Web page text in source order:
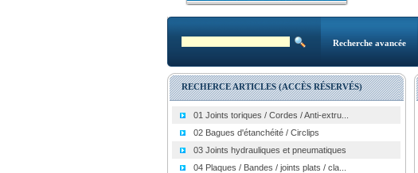
Recherche avancée
RECHERCE ARTICLES (ACCÈS RÉSERVÉS)
01 Joints toriques / Cordes / Anti-extru...
02 Bagues d'étanchéité / Circlips
03 Joints hydrauliques et pneumatiques
04 Plaques / Bandes / joints plats / cla...